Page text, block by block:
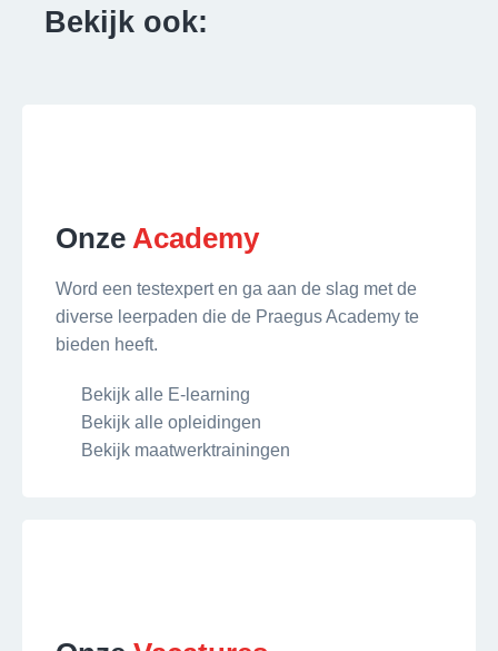
Bekijk ook:
Onze Academy
Word een testexpert en ga aan de slag met de
diverse leerpaden die de Praegus Academy te
bieden heeft.
Bekijk alle E-learning
Bekijk alle opleidingen
Bekijk maatwerktrainingen